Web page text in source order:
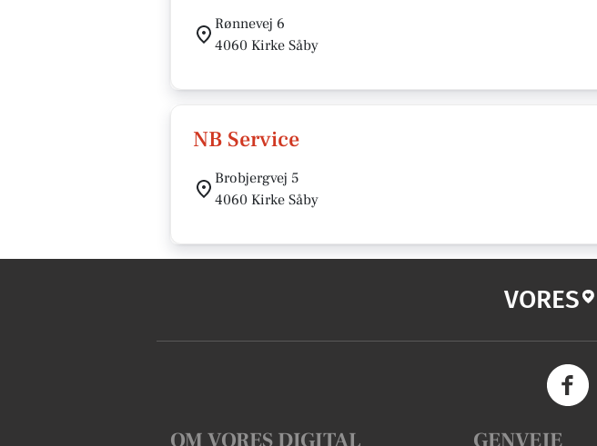
Rønnevej 6
4060 Kirke Såby
NB Service
Brobjergvej 5
4060 Kirke Såby
VORES
OM VORES DIGITAL GENVEJE